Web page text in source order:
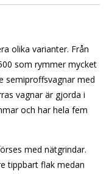
olika varianter. Från
som rymmer mycket
semiproffsvagnar med
vagnar är gjorda i
och har hela fem
med nätgrindar.
tippbart flak medan